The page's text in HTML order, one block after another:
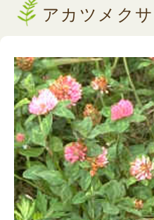
アカツメクサ